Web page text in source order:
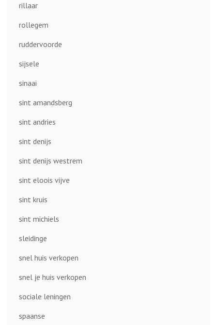
rillaar
rollegem
ruddervoorde
sijsele
sinaai
sint amandsberg
sint andries
sint denijs
sint denijs westrem
sint eloois vijve
sint kruis
sint michiels
sleidinge
snel huis verkopen
snel je huis verkopen
sociale leningen
spaanse